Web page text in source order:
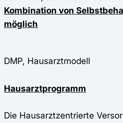
Kombination von
möglich
DMP, Hausarztmodell
Hausarztprogramm
Die Hausarztzentrierte